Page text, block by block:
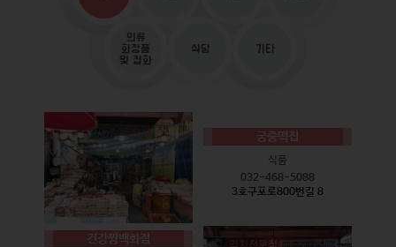
의류
화장품
및 잡화
식당 기타
건강짱백화점
궁중떡집
식품
032-468-5088
3호구포로800번길 8